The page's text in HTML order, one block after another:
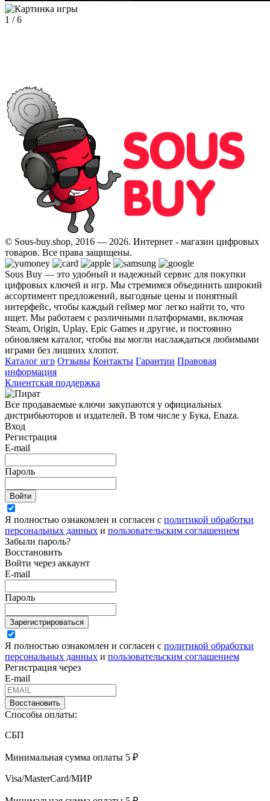
1 /6
© Sous-buy.shop, 2016 — 2026. Интернет - магазин цифровых
товаров. Все права защищены.
Sous Buy — это удобный и надежный сервис для покупки
цифровых ключей и игр. Мы стремимся объединить широкий
ассортимент предложений, выгодные цены и понятный
интерфейс, чтобы каждый геймер мог легко найти то, что
ищет. Мы работаем с различными платформами, включая
Steam, Origin, Uplay, Epic Games и другие, и постоянно
обновляем каталог, чтобы вы могли наслаждаться любимыми
играми без лишних хлопот.
Каталог игр Отзывы Контакты Гарантии Правовая
информация
Клиентская поддержка
Все продаваемые ключи закупаются у официальных
дистрибьюторов и издателей. В том числе у Бука, Enaza.
Вход
Регистрация
E-mail
Пароль
Войти
Я полностью ознакомлен и согласен с политикой обработки
персональных данных и пользовательским соглашением
Забыли пароль?
Восстановить
Войти через аккаунт
E-mail
Пароль
Зарегистрироваться
Я полностью ознакомлен и согласен с политикой обработки
персональных данных и пользовательским соглашением
Регистрация через
E-mail
Восстановить
Способы оплаты:
СБП
Минимальная сумма оплаты 5 ₽
Visa/MasterCard/МИР